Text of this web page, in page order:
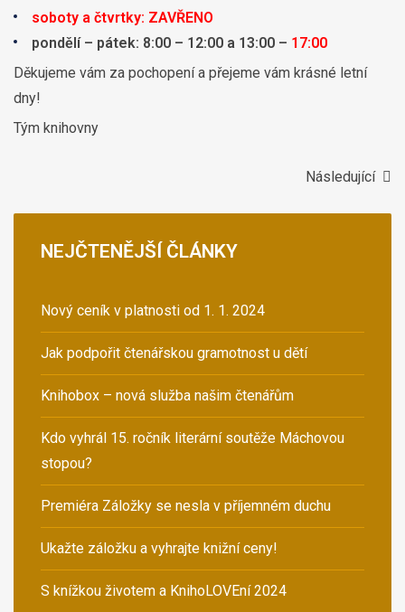
soboty a čtvrtky: ZAVŘENO
pondělí – pátek: 8:00 – 12:00 a 13:00 – 17:00
Děkujeme vám za pochopení a přejeme vám krásné letní
dny!
Tým knihovny
Následující
NEJČTENĚJŠÍ ČLÁNKY
Nový ceník v platnosti od 1. 1. 2024
Jak podpořit čtenářskou gramotnost u dětí
Knihobox – nová služba našim čtenářům
Kdo vyhrál 15. ročník literární soutěže Máchovou
stopou?
Premiéra Záložky se nesla v příjemném duchu
Ukažte záložku a vyhrajte knižní ceny!
S knížkou životem a KnihoLOVEní 2024